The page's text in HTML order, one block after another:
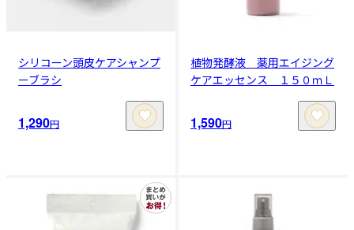
シリコーン頭皮ケアシャンプ
ーブラシ
1,290円
植物発酵液 薬用エイジング
ケアエッセンス １５０ｍＬ
1,590円